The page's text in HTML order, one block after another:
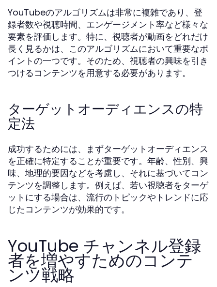
YouTubeのアルゴリズムは非常に複雑であり、登
録者数や視聴時間、エンゲージメント率など様々な
要素を評価します。特に、視聴者が動画をどれだけ
長く見るかは、このアルゴリズムにおいて重要なポ
イントの一つです。そのため、視聴者の興味を引き
つけるコンテンツを用意する必要があります。
ターゲットオーディエンスの特
定法
成功するためには、まずターゲットオーディエンス
を正確に特定することが重要です。年齢、性別、興
味、地理的要因などを考慮し、それに基づいてコン
テンツを調整します。例えば、若い視聴者をターゲ
ットにする場合は、流行のトピックやトレンドに応
じたコンテンツが効果的です。
YouTube チャンネル登録
者を増やすためのコンテ
ンツ戦略